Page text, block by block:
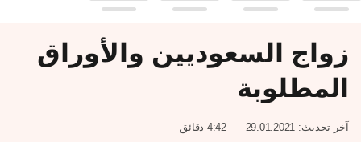
زواج السعوديين والأوراق
المطلوبة
آخر تحديث: 4:42 دقائق